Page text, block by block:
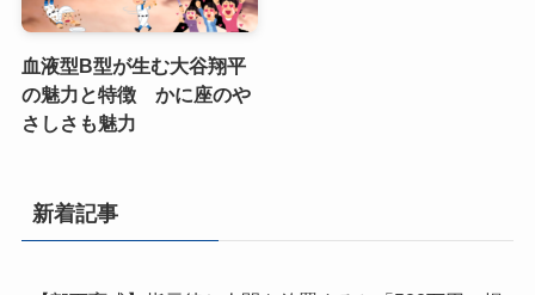
血液型B型が生む大谷翔平
の魅力と特徴 かに座のや
さしさも魅力
新着記事